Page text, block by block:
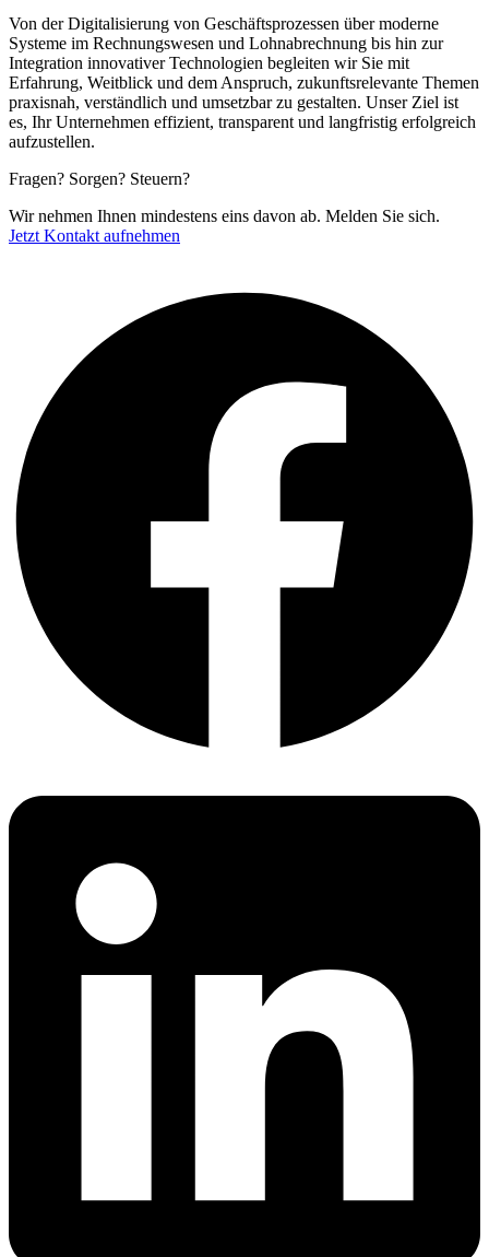
Von der Digitalisierung von Geschäftsprozessen über moderne
Systeme im Rechnungswesen und Lohnabrechnung bis hin zur
Integration innovativer Technologien begleiten wir Sie mit
Erfahrung, Weitblick und dem Anspruch, zukunftsrelevante Themen
praxisnah, verständlich und umsetzbar zu gestalten. Unser Ziel ist
es, Ihr Unternehmen effizient, transparent und langfristig erfolgreich
aufzustellen.
Fragen? Sorgen? Steuern?
Wir nehmen Ihnen mindestens eins davon ab. Melden Sie sich.
Jetzt Kontakt aufnehmen